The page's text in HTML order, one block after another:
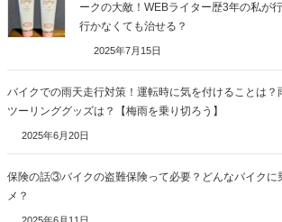
ークの大敵！WEBライター歴3年の私が
行かなくても治せる？
2025年7月15日
バイクでの雨天走行対策！運転時に気を付けることは？
ツーリンググッズは？【梅雨を乗り切ろう】
2025年6月20日
保険の話③バイクの盗難保険って必要？どんなバイクに
メ？